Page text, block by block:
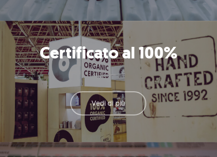
Certificato al 100%
Vedi di più